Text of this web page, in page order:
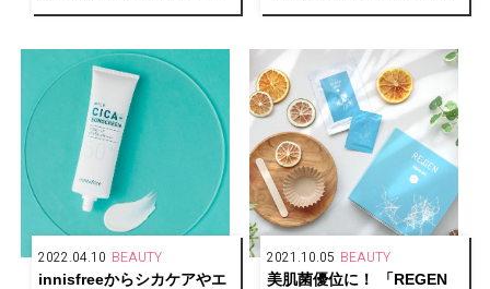
ラム」が発売
キットで7/7限定発売！
2022.04.10 BEAUTY
innisfreeからシカケアやエ
2021.10.05 BEAUTY
美肌菌優位に！ 「REGEN